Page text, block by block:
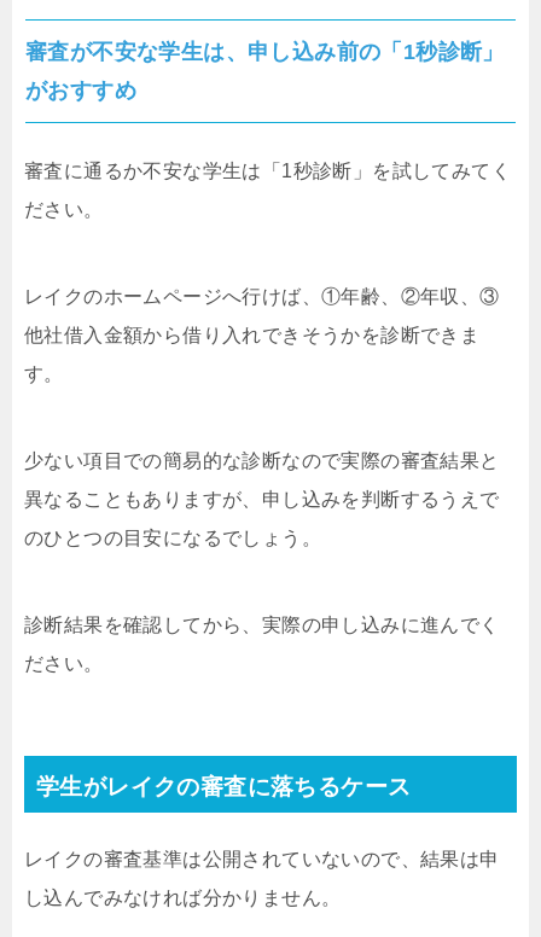
審査が不安な学生は、申し込み前の「1秒診断」
がおすすめ
審査に通るか不安な学生は「1秒診断」を試してみてく
ださい。
レイクのホームページへ行けば、①年齢、②年収、③
他社借入金額から借り入れできそうかを診断できま
す。
少ない項目での簡易的な診断なので実際の審査結果と
異なることもありますが、申し込みを判断するうえで
のひとつの目安になるでしょう。
診断結果を確認してから、実際の申し込みに進んでく
ださい。
学生がレイクの審査に落ちるケース
レイクの審査基準は公開されていないので、結果は申
し込んでみなければ分かりません。